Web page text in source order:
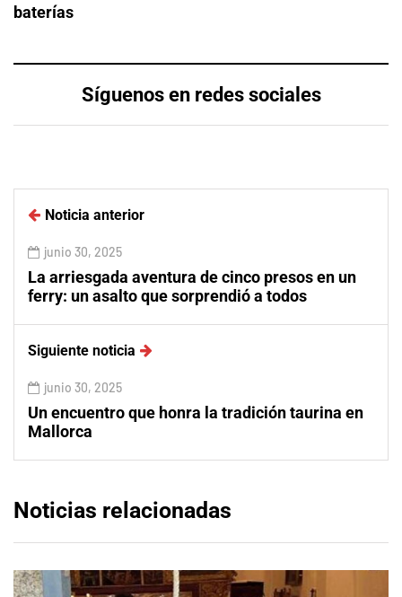
baterías
Síguenos en redes sociales
Noticia anterior
junio 30, 2025
La arriesgada aventura de cinco presos en un
ferry: un asalto que sorprendió a todos
Siguiente noticia
junio 30, 2025
Un encuentro que honra la tradición taurina en
Mallorca
Noticias relacionadas